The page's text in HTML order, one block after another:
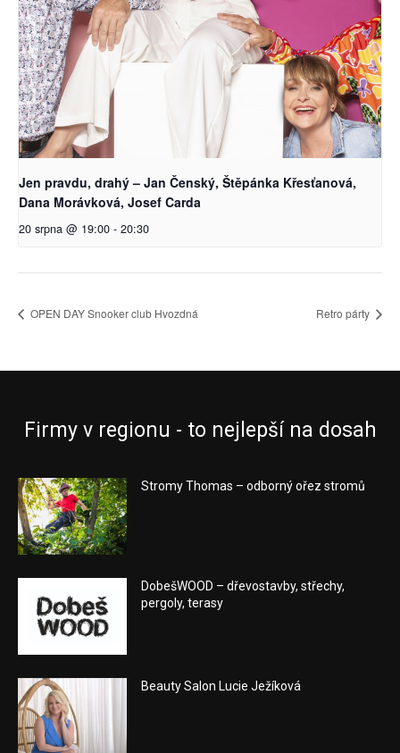
Jen pravdu, drahý – Jan Čenský, Štěpánka Křesťanová,
Dana Morávková, Josef Carda
20 srpna @ 19:00 - 20:30
OPEN DAY Snooker club Hvozdná Retro párty
Firmy v regionu - to nejlepší na dosah
Stromy Thomas – odborný ořez stromů
DobešWOOD – dřevostavby, střechy,
pergoly, terasy
Beauty Salon Lucie Ježíková